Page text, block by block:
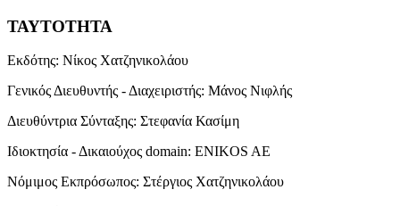
ΤΑΥΤΟΤΗΤΑ
Εκδότης: Νίκος Χατζηνικολάου
Γενικός Διευθυντής - Διαχειριστής: Μάνος Νιφλής
Διευθύντρια Σύνταξης: Στεφανία Κασίμη
Ιδιοκτησία - Δικαιούχος domain: ENIKOS AE
Νόμιμος Εκπρόσωπος: Στέργιος Χατζηνικολάου